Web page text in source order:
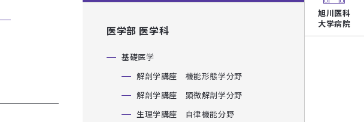
旭川医科
大学病院
医学部 医学科
基礎医学
解剖学講座 機能形態学分野
解剖学講座 顕微解剖学分野
生理学講座 自律機能分野